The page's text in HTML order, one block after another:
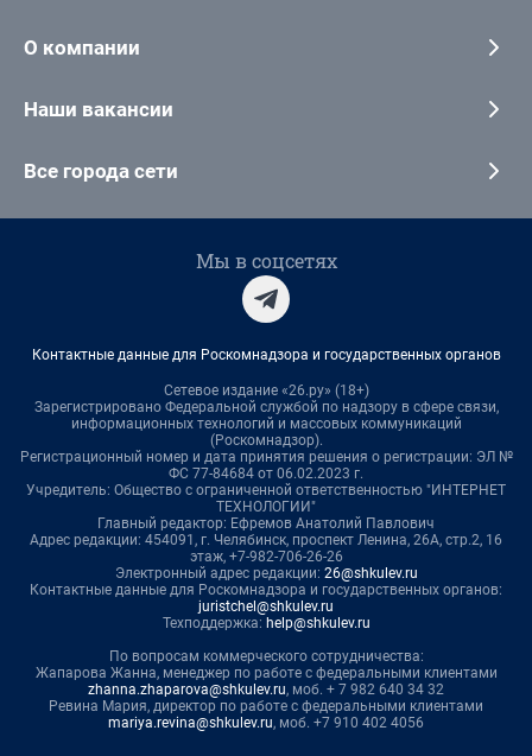
О компании
Наши вакансии
Все города сети
Мы в соцсетях
Контактные данные для Роскомнадзора и государственных органов
Сетевое издание «26.ру» (18+)
Зарегистрировано Федеральной службой по надзору в сфере связи,
информационных технологий и массовых коммуникаций
(Роскомнадзор).
Регистрационный номер и дата принятия решения о регистрации: ЭЛ №
ФС 77-84684 от 06.02.2023 г.
Учредитель: Общество с ограниченной ответственностью "ИНТЕРНЕТ
ТЕХНОЛОГИИ"
Главный редактор: Ефремов Анатолий Павлович
Адрес редакции: 454091, г. Челябинск, проспект Ленина, 26А, стр.2, 16
этаж, +7-982-706-26-26
Электронный адрес редакции: 26@shkulev.ru
Контактные данные для Роскомнадзора и государственных органов:
juristchel@shkulev.ru
Техподдержка: help@shkulev.ru
По вопросам коммерческого сотрудничества:
Жапарова Жанна, менеджер по работе с федеральными клиентами
zhanna.zhaparova@shkulev.ru, моб. + 7 982 640 34 32
Ревина Мария, директор по работе с федеральными клиентами
mariya.revina@shkulev.ru, моб. +7 910 402 4056